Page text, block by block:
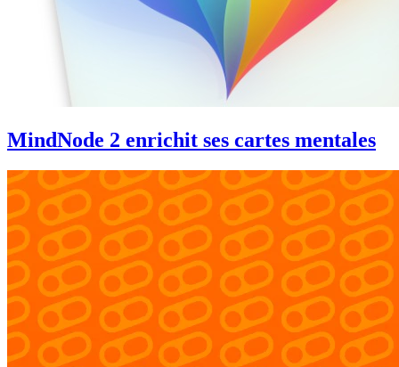
MindNode 2 enrichit ses cartes mentales